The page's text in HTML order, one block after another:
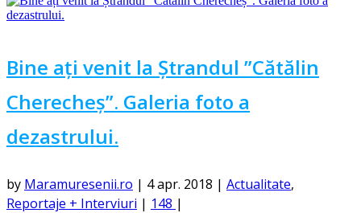
Bine ați venit la Ștrandul ”Cătălin
Cherecheș”. Galeria foto a
dezastrului.
by Maramuresenii.ro | 4 apr. 2018 | Actualitate,
Reportaje + Interviuri | 148 |